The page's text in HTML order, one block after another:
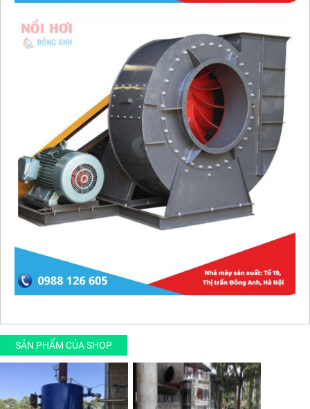
SẢN PHẨM CỦA SHOP